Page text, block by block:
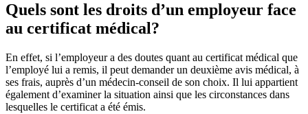
Quels sont les droits d’un employeur face
au certificat médical?
En effet, si l’employeur a des doutes quant au certificat médical que
l’employé lui a remis, il peut demander un deuxième avis médical, à
ses frais, auprès d’un médecin-conseil de son choix. Il lui appartient
également d’examiner la situation ainsi que les circonstances dans
lesquelles le certificat a été émis.